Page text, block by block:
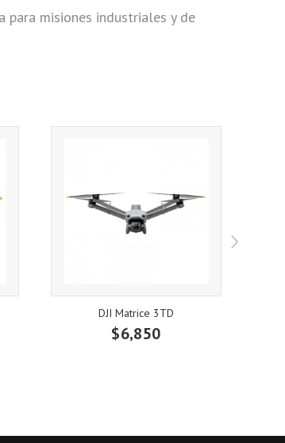
misiones industriales y de
DJI Matrice 3TD
$6,850